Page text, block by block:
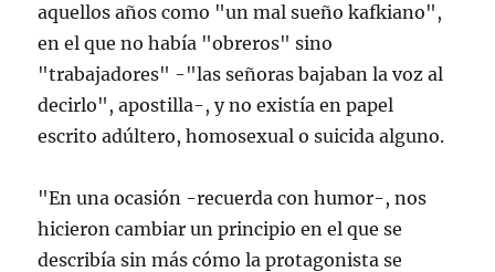
aquellos años como "un mal sueño kafkiano",
en el que no había "obreros" sino
"trabajadores" -"las señoras bajaban la voz al
decirlo", apostilla-, y no existía en papel
escrito adúltero, homosexual o suicida alguno.
"En una ocasión -recuerda con humor-, nos
hicieron cambiar un principio en el que se
describía sin más cómo la protagonista se